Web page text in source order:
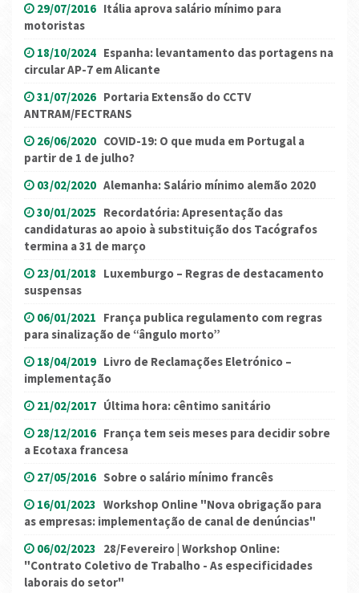
29/07/2016 Itália aprova salário mínimo para
motoristas
18/10/2024 Espanha: levantamento das portagens na
circular AP-7 em Alicante
31/07/2026 Portaria Extensão do CCTV
ANTRAM/FECTRANS
26/06/2020 COVID-19: O que muda em Portugal a
partir de 1 de julho?
03/02/2020 Alemanha: Salário mínimo alemão 2020
30/01/2025 Recordatória: Apresentação das
candidaturas ao apoio à substituição dos Tacógrafos
termina a 31 de março
23/01/2018 Luxemburgo – Regras de destacamento
suspensas
06/01/2021 França publica regulamento com regras
para sinalização de “ângulo morto”
18/04/2019 Livro de Reclamações Eletrónico –
implementação
21/02/2017 Última hora: cêntimo sanitário
28/12/2016 França tem seis meses para decidir sobre
a Ecotaxa francesa
27/05/2016 Sobre o salário mínimo francês
16/01/2023 Workshop Online "Nova obrigação para
as empresas: implementação de canal de denúncias"
06/02/2023 28/Fevereiro | Workshop Online:
"Contrato Coletivo de Trabalho - As especificidades
laborais do setor"